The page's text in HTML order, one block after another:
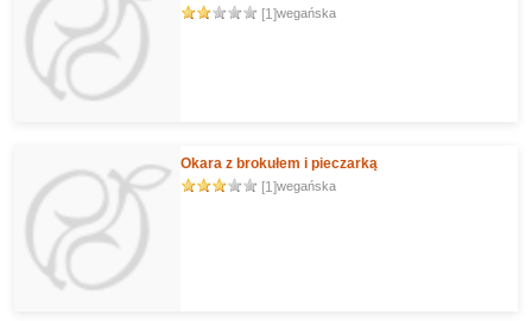
[1]wegańska
Okara z brokułem i pieczarką
[1]wegańska